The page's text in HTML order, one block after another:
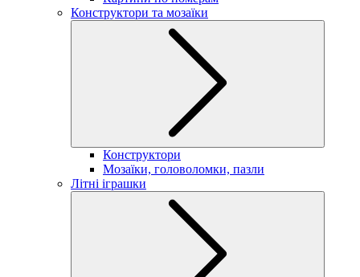
Конструктори та мозаїки
Конструктори
Мозаїки, головоломки, пазли
Літні іграшки